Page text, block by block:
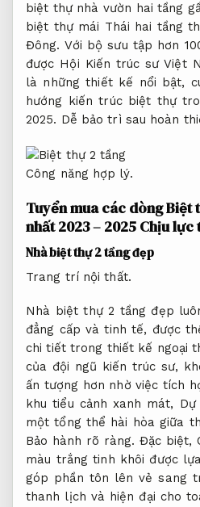
biệt thự nhà vườn hai tầng
biệt thự mái Thái hai tầng
Đông. Với bộ sưu tập hơn
được Hội Kiến trúc sư Việt
là những thiết kế nổi bật,
hướng kiến trúc biệt thự
2025. Dễ bảo trì sau hoàn
Công năng hợp lý.
Tuyển mua các dòng Biệt
nhất 2023 – 2025 Chịu lực
Nhà biệt thự 2 tầng đẹp
Trang trí nội thất.
Nhà biệt thự 2 tầng đẹp
đẳng cấp và tinh tế, được
chi tiết trong thiết kế ngoại
của đội ngũ kiến trúc sư,
ấn tượng hơn nhờ việc tích
khu tiểu cảnh xanh mát,
một tổng thể hài hòa giữa
Bảo hành rõ ràng. Đặc biệt,
màu trắng tinh khôi được
góp phần tôn lên vẻ sang
thanh lịch và hiện đại cho